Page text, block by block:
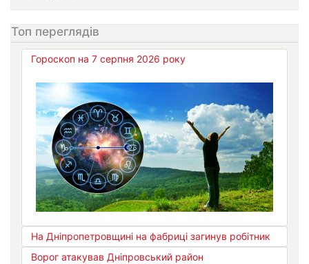
Топ переглядів
Гороскоп на 7 серпня 2026 року
На Дніпропетровщині на фабриці загинув робітник
Ворог атакував Дніпровський район